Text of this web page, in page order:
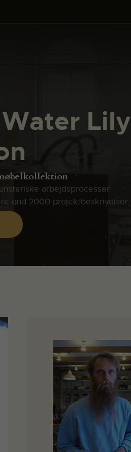
Lily
arbejdsprocesser.
end 2000 projektbeskrivelser.